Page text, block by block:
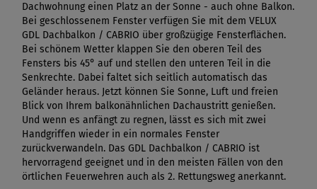
Dachwohnung einen Platz an der Sonne - auch ohne Balkon.
Bei geschlossenem Fenster verfügen Sie mit dem VELUX
GDL Dachbalkon / CABRIO über großzügige Fensterflächen.
Bei schönem Wetter klappen Sie den oberen Teil des
Fensters bis 45° auf und stellen den unteren Teil in die
Senkrechte. Dabei faltet sich seitlich automatisch das
Geländer heraus. Jetzt können Sie Sonne, Luft und freien
Blick von Ihrem balkonähnlichen Dachaustritt genießen.
Und wenn es anfängt zu regnen, lässt es sich mit zwei
Handgriffen wieder in ein normales Fenster
zurückverwandeln. Das GDL Dachbalkon / CABRIO ist
hervorragend geeignet und in den meisten Fällen von den
örtlichen Feuerwehren auch als 2. Rettungsweg anerkannt.